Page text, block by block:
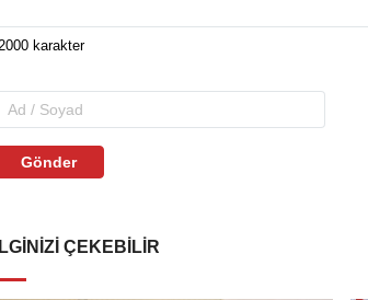
Gönder
İLGINIZI ÇEKEBILIR